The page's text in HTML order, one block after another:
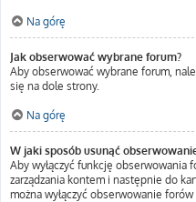
Na górę
Jak obserwować wybrane forum?
Aby obserwować wybrane forum,
się na dole strony.
Na górę
W jaki sposób usunąć
Aby wyłączyć funkcję obserwowania
zarządzania kontem i następnie do
można wyłączyć obserwowanie